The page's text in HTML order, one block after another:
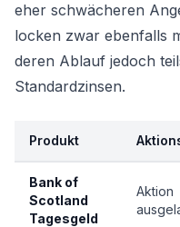
eher schwächeren
locken zwar ebenfalls
deren Ablauf jedoch
Standardzinsen.
Produkt
Bank of
Scotland
Tagesgeld
Aktion